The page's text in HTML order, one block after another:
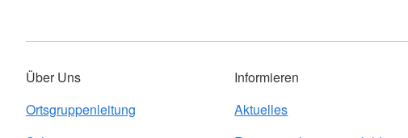
Über Uns
Ortsgruppenleitung
Informieren
Aktuelles